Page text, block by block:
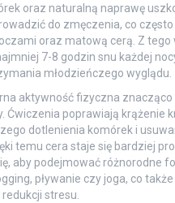
oraz naturalną naprawę
do zmęczenia, co
oraz matową cerą. Z tego
7-8 godzin snu każdej
młodzieńczego wyglądu.
aktywność fizyczna znacząco
Ćwiczenia poprawiają krążenie
dotlenienia komórek i
temu cera staje się bardziej
aby podejmować różnorodne
pływanie czy joga, co
stresu.